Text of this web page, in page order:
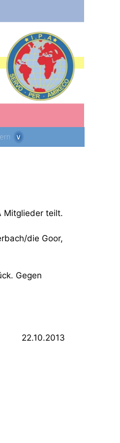
Mitglieder teilt.
die Goor,
Gegen
22.10.2013